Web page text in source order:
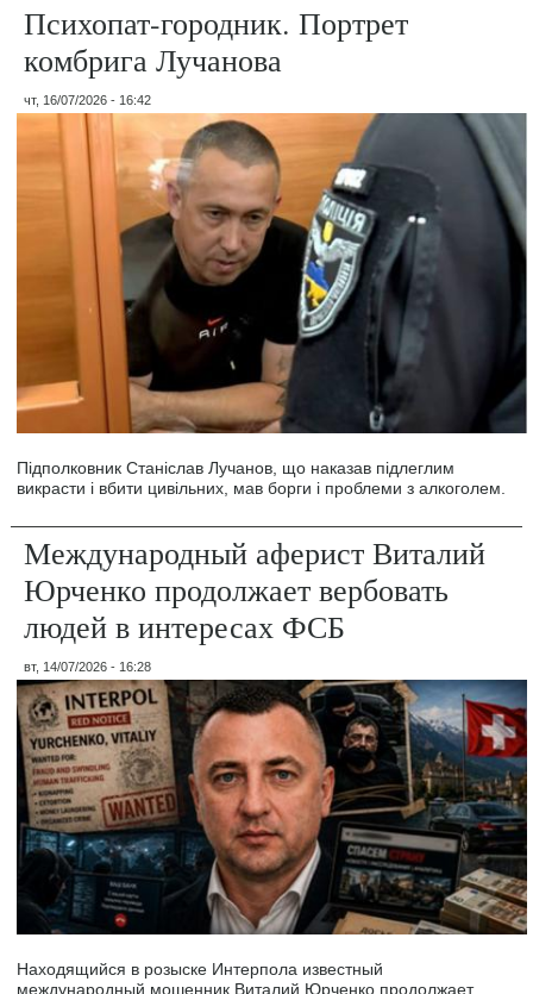
Психопат-городник. Портрет
комбрига Лучанова
чт, 16/07/2026 - 16:42
Підполковник Станіслав Лучанов, що наказав підлеглим
викрасти і вбити цивільних, мав борги і проблеми з алкоголем.
Международный аферист Виталий
Юрченко продолжает вербовать
людей в интересах ФСБ
вт, 14/07/2026 - 16:28
Находящийся в розыске Интерпола известный
международный мошенник Виталий Юрченко продолжает